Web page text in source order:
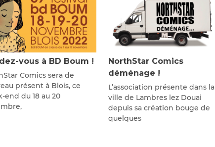
vous à BD Boum !
Comics sera de
présent à Blois, ce
end du 18 au 20
NorthStar Comics
déménage !
L’association présente dans la
ville de Lambres lez Douai
depuis sa création bouge de
quelques